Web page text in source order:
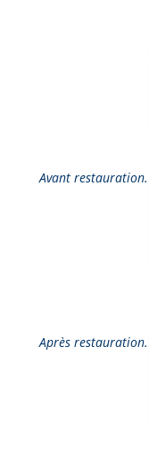
Avant restauration.
Après restauration.